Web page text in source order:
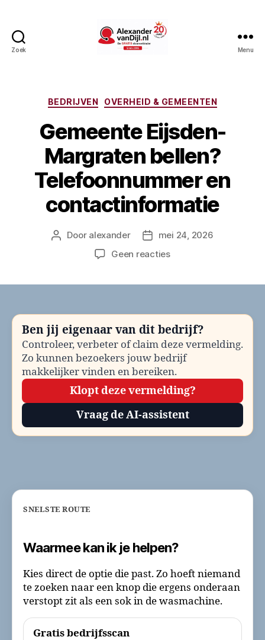
Zoek Menu
Categorieën
BEDRIJVEN OVERHEID & GEMEENTEN
Gemeente Eijsden-
Margraten bellen?
Telefoonnummer en
contactinformatie
Berichtauteur
Door alexander Berichtdatum
mei 24, 2026
Geen reactiesop
Telefoonnummer
en
contactinformatie
Ben jij eigenaar van dit bedrijf?
Controleer, verbeter of claim deze vermelding.
Zo kunnen bezoekers jouw bedrijf
makkelijker vinden en bereiken.
Klopt deze vermelding?
Vraag de AI-assistent
SNELSTE ROUTE
Waarmee kan ik je helpen?
Kies direct de optie die past. Zo hoeft niemand
te zoeken naar een knop die ergens onderaan
verstopt zit als een sok in de wasmachine.
Gratis bedrijfsscan